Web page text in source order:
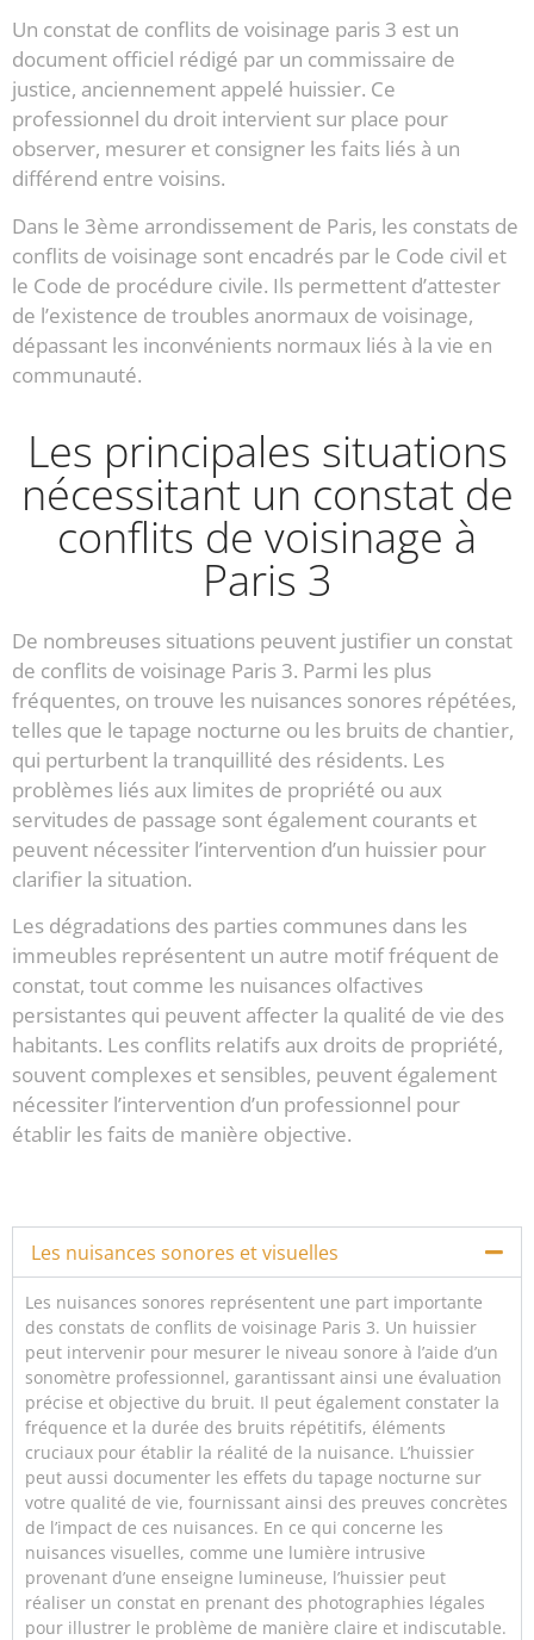
Un constat de conflits de voisinage paris 3 est un
document officiel rédigé par un commissaire de
justice, anciennement appelé huissier. Ce
professionnel du droit intervient sur place pour
observer, mesurer et consigner les faits liés à un
différend entre voisins.
Dans le 3ème arrondissement de Paris, les constats de
conflits de voisinage sont encadrés par le Code civil et
le Code de procédure civile. Ils permettent d’attester
de l’existence de troubles anormaux de voisinage,
dépassant les inconvénients normaux liés à la vie en
communauté.
Les principales situations
nécessitant un constat de
conflits de voisinage à
Paris 3
De nombreuses situations peuvent justifier un constat
de conflits de voisinage Paris 3. Parmi les plus
fréquentes, on trouve les nuisances sonores répétées,
telles que le tapage nocturne ou les bruits de chantier,
qui perturbent la tranquillité des résidents. Les
problèmes liés aux limites de propriété ou aux
servitudes de passage sont également courants et
peuvent nécessiter l’intervention d’un huissier pour
clarifier la situation.
Les dégradations des parties communes dans les
immeubles représentent un autre motif fréquent de
constat, tout comme les nuisances olfactives
persistantes qui peuvent affecter la qualité de vie des
habitants. Les conflits relatifs aux droits de propriété,
souvent complexes et sensibles, peuvent également
nécessiter l’intervention d’un professionnel pour
établir les faits de manière objective.
Les nuisances sonores et visuelles
Les nuisances sonores représentent une part importante
des constats de conflits de voisinage Paris 3. Un huissier
peut intervenir pour mesurer le niveau sonore à l’aide d’un
sonomètre professionnel, garantissant ainsi une évaluation
précise et objective du bruit. Il peut également constater la
fréquence et la durée des bruits répétitifs, éléments
cruciaux pour établir la réalité de la nuisance. L’huissier
peut aussi documenter les effets du tapage nocturne sur
votre qualité de vie, fournissant ainsi des preuves concrètes
de l’impact de ces nuisances. En ce qui concerne les
nuisances visuelles, comme une lumière intrusive
provenant d’une enseigne lumineuse, l’huissier peut
réaliser un constat en prenant des photographies légales
pour illustrer le problème de manière claire et indiscutable.